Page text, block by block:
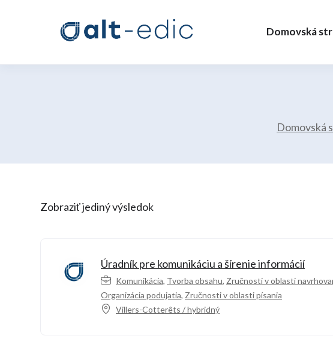
Domovská
Domovská
Zobraziť jediný výsledok
Úradník pre komunikáciu a šírenie informácií
Komunikácia, Tvorba obsahu, Zručnosti v oblasti
Organizácia podujatia, Zručnosti v oblasti písania
Villers-Cotterêts / hybridný